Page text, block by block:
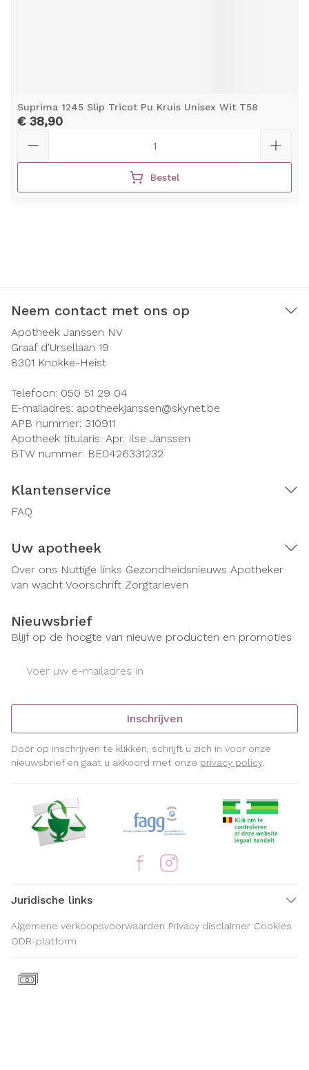
Suprima 1245 Slip Tricot Pu Kruis Unisex Wit T58
€ 38,90
Bestel
Neem contact met ons op
Apotheek Janssen NV
Graaf d'Ursellaan 19
8301 Knokke-Heist
Telefoon: 050 51 29 04
E-mailadres: apotheekjanssen@skynet.be
APB nummer: 310911
Apotheek titularis: Apr. Ilse Janssen
BTW nummer: BE0426331232
Klantenservice
FAQ
Uw apotheek
Over ons Nuttige links Gezondheidsnieuws Apotheker
van wacht Voorschrift Zorgtarieven
Nieuwsbrief
Blijf op de hoogte van nieuwe producten en promoties
Inschrijven
Door op inschrijven te klikken, schrijft u zich in voor onze
nieuwsbrief en gaat u akkoord met onze privacy policy.
Juridische links
Algemene verkoopsvoorwaarden Privacy disclaimer Cookies
ODR-platform